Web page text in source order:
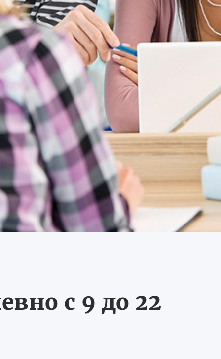
с 9 до 22